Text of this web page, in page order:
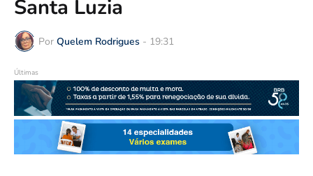
Santa Luzia
Por Quelem Rodrigues - 19:31
Últimas